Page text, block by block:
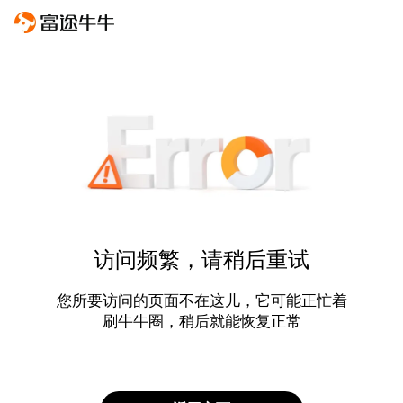
访问频繁，请稍后重试
您所要访问的页面不在这儿，它可能正忙着
刷牛牛圈，稍后就能恢复正常